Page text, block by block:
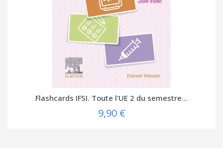
Flashcards IFSI. Toute l'UE 2 du semestre...
9,90 €